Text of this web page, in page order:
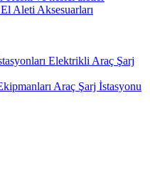
El Aleti Aksesuarları
Elektrikli Araç Şarj
Araç Şarj İstasyonu